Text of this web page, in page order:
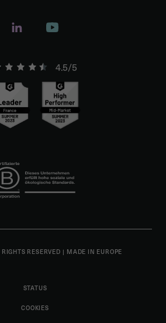
4.5/5
RESERVED | MADE IN EUROPE
STATUS
COOKIES